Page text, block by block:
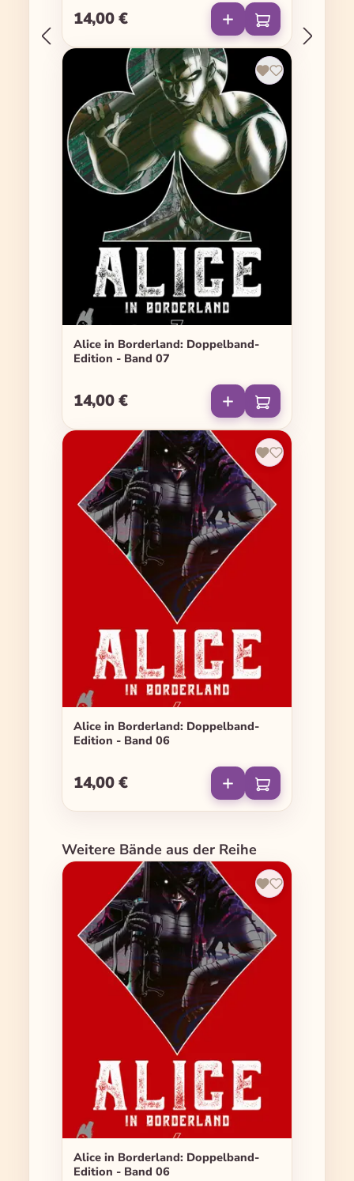
Regulärer Preis:
14,00 €
Alice in Borderland: Doppelband-
Edition - Band 07
Regulärer Preis:
14,00 €
Alice in Borderland: Doppelband-
Edition - Band 06
Regulärer Preis:
14,00 €
Produktgalerie überspringen
Weitere Bände aus der Reihe
Alice in Borderland: Doppelband-
Edition - Band 06